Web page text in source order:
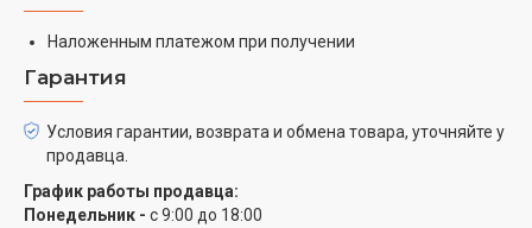
Эмаль легкой очистки
Очистка духовки — это работа, которая вам,
безусловно, не нравится. Для облегчения процесса
очистки внутренняя часть духовок Hansa была
покрыта специальной легко моющейся эмалью
EasyClean, лишенной пор и полостей,
способствующих накоплению грязи и жира. Отныне
чистка духовки будет невероятно простой.
Наложенным платежом при получении
Гарантия
Условия гарантии, возврата и обмена товара, уточняйте у
продавца.
График работы продавца:
Понедельник - с 9:00 до 18:00